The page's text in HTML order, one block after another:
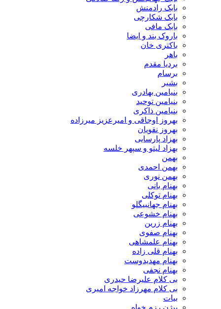
بابک رادمنش
بابک شکارچی
بابک مافی
باروک بند و ایضا
باکتری خان
باهر
بردیا مقدم
برسام
بشیر
بنیامین بهادری
بنیامین توحید
بنیامین ذاکری
بهروز اوجاقی و امیرعزیز میرزاده
بهروز نقویان
بهزاد پارسایی
بهزاد لیتو و سپهر خلسه
بهمن
بهمن احمدی
بهمن نوری
بهنام بانی
بهنام توکلی
بهنام جهانبیگلو
بهنام خشوعی
بهنام زرین
بهنام صفوی
بهنام علمشاهی
بهنام قلی زاده
بهنام مهدیدوست
بهنام نجفی
بی کلام علیرضا حیدری
بی کلام مهرزاد خواجه امیری
بیات
بیژن رزم خواه